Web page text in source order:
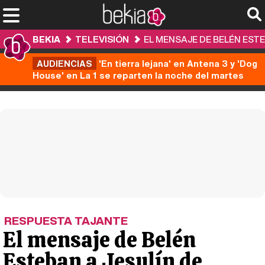
BEKIA TELEVISIÓN
EL MENSAJE DE BELÉN
AUDIENCIAS 'En tierra lejana' en Antena 3 y 'Dog
House' en La 1 se reparten la noche del martes
RESPUESTA TAJANTE
El mensaje de Belén